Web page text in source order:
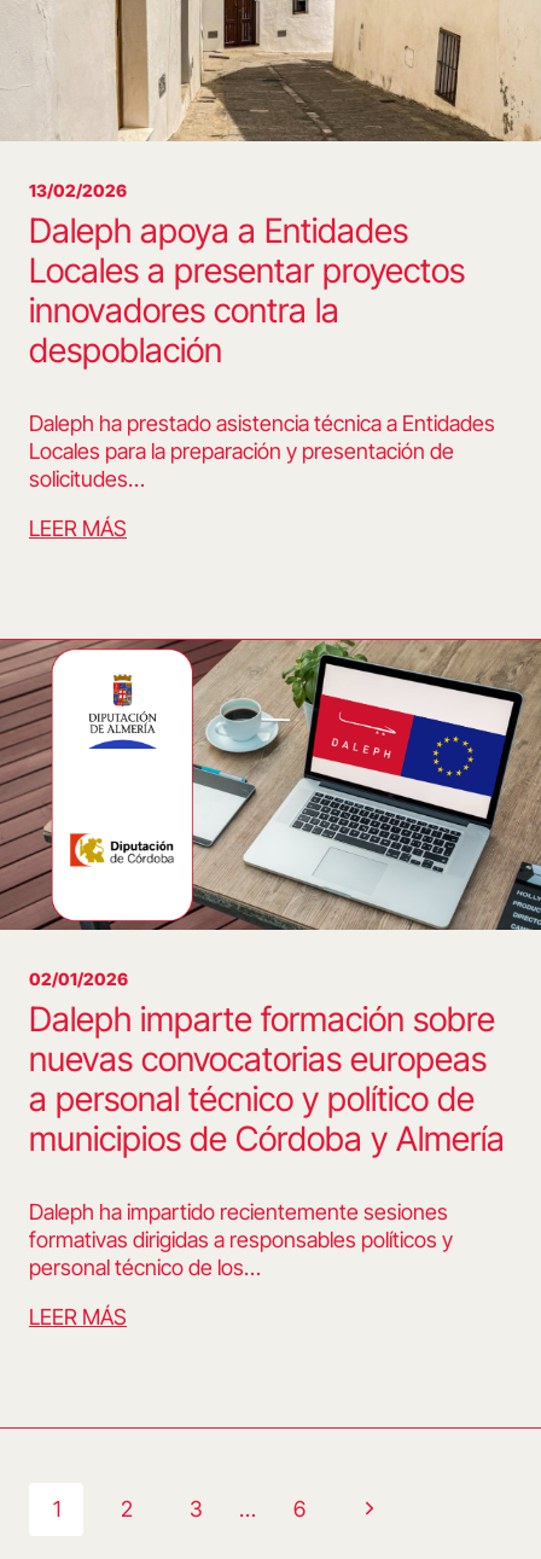
13/02/2026
Daleph apoya a Entidades
Locales a presentar proyectos
innovadores contra la
despoblación
Daleph ha prestado asistencia técnica a Entidades
Locales para la preparación y presentación de
solicitudes…
LEER MÁS
02/01/2026
Daleph imparte formación sobre
nuevas convocatorias europeas
a personal técnico y político de
municipios de Córdoba y Almería
Daleph ha impartido recientemente sesiones
formativas dirigidas a responsables políticos y
personal técnico de los…
LEER MÁS
Navegación
1 2 3 … 6
Siguiente